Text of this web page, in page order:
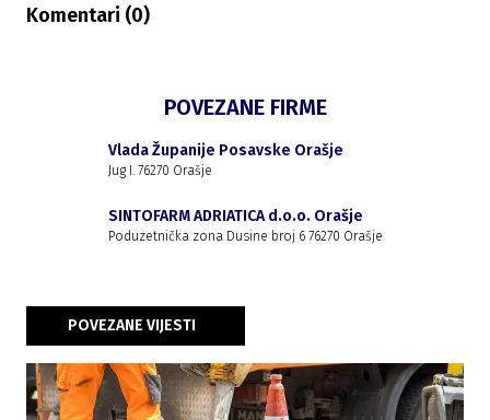
Komentari (0)
POVEZANE FIRME
Vlada Županije Posavske Orašje
Jug I. 76270 Orašje
SINTOFARM ADRIATICA d.o.o. Orašje
Poduzetnička zona Dusine broj 6 76270 Orašje
POVEZANE VIJESTI